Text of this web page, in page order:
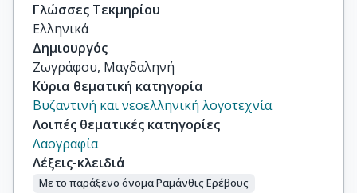
Γλώσσες Τεκμηρίου
Ελληνικά
Δημιουργός
Ζωγράφου, Μαγδαληνή
Κύρια θεματική κατηγορία
Βυζαντινή και νεοελληνική λογοτεχνία
Λοιπές θεματικές κατηγορίες
Λαογραφία
Λέξεις-κλειδιά
Με το παράξενο όνομα Ραμάνθις Ερέβους